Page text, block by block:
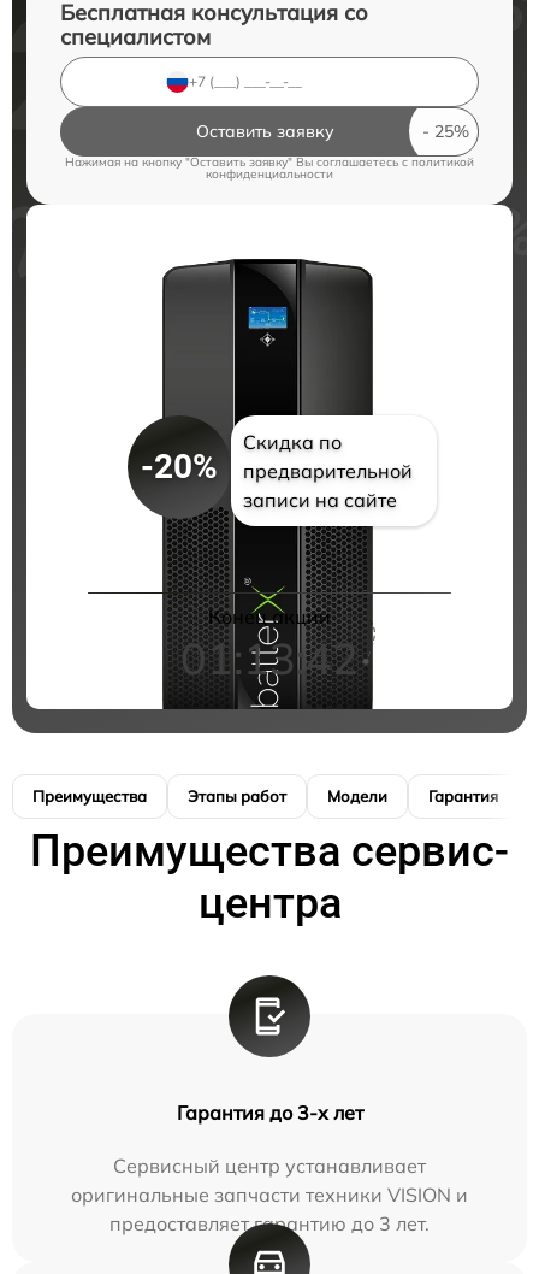
Бесплатная консультация со
специалистом
Оставить заявку
Нажимая на кнопку "Оставить заявку" Вы соглашаетесь cполитикой
конфиденциальности
-20%
Скидка по
предварительной
записи на сайте
Конец акции
01:13:42
Преимущества Этапы работ Модели Гарантия
Преимущества сервис-
центра
Гарантия до 3-х лет
Сервисный центр устанавливает
оригинальные запчасти техники VISION и
предоставляет гарантию до 3 лет.